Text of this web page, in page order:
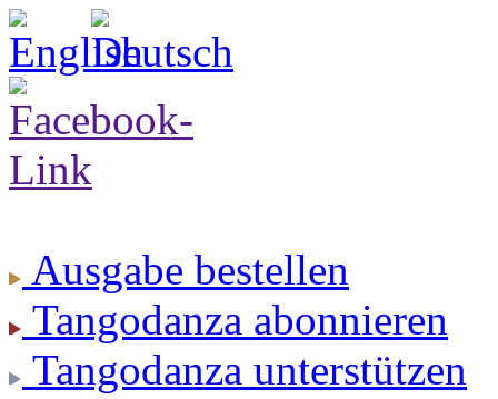
Ausgabe bestellen
Tangodanza abonnieren
Tangodanza unterstützen